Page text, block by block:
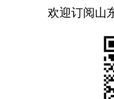
欢迎订阅山